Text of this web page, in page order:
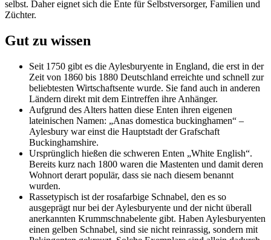
selbst. Daher eignet sich die Ente für Selbstversorger, Familien und
Züchter.
Gut zu wissen
Seit 1750 gibt es die Aylesburyente in England, die erst in der
Zeit von 1860 bis 1880 Deutschland erreichte und schnell zur
beliebtesten Wirtschaftsente wurde. Sie fand auch in anderen
Ländern direkt mit dem Eintreffen ihre Anhänger.
Aufgrund des Alters hatten diese Enten ihren eigenen
lateinischen Namen: „Anas domestica buckinghamen“ –
Aylesbury war einst die Hauptstadt der Grafschaft
Buckinghamshire.
Ursprünglich hießen die schweren Enten „White English“.
Bereits kurz nach 1800 waren die Mastenten und damit deren
Wohnort derart populär, dass sie nach diesem benannt
wurden.
Rassetypisch ist der rosafarbige Schnabel, den es so
ausgeprägt nur bei der Aylesburyente und der nicht überall
anerkannten Krummschnabelente gibt. Haben Aylesburyenten
einen gelben Schnabel, sind sie nicht reinrassig, sondern mit